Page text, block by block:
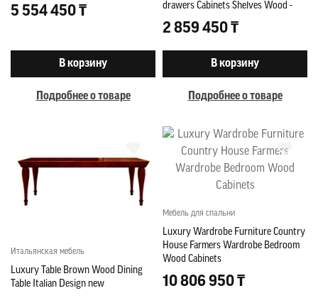
5 554 450 ₸
В корзину
Подробнее о товаре
drawers Cabinets Shelves Wood -
2 859 450 ₸
В корзину
Подробнее о товаре
Итальянская мебель
Luxury Table Brown Wood Dining
Table Italian Design new
Мебель для спальни
Luxury Wardrobe Furniture Country
House Farmers Wardrobe Bedroom
Wood Cabinets
10 806 950 ₸